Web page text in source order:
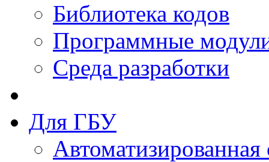
Библиотека кодов
Программные
Среда разработки
Для ГБУ